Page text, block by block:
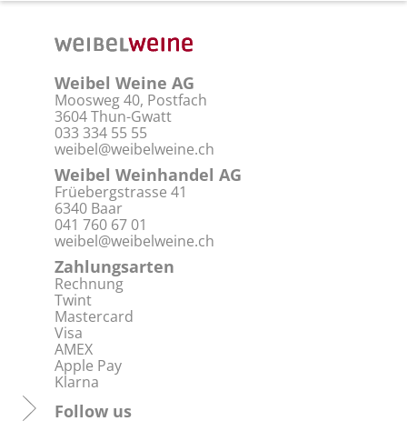
Weibel Weine AG
Moosweg 40, Postfach
3604 Thun-Gwatt
033 334 55 55
weibel@weibelweine.ch
Weibel Weinhandel AG
Früebergstrasse 41
6340 Baar
041 760 67 01
weibel@weibelweine.ch
Zahlungsarten
Rechnung
Twint
Mastercard
Visa
AMEX
Apple Pay
Klarna
Follow us